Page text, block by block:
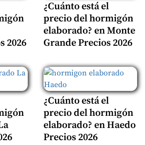
2026
¿Cuánto está el
precio del hormigón
elaborado? en Monte
Grande Precios 2026
¿Cuánto está el
precio del hormigón
elaborado? en Haedo
Precios 2026